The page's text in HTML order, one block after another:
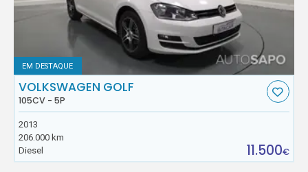
EM DESTAQUE
VOLKSWAGEN GOLF
105CV - 5P
2013
206.000 km
Diesel
11.500€